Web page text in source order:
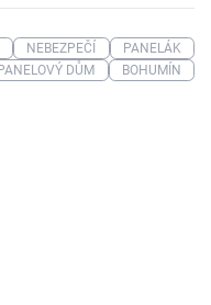
NEBEZPEČÍ
PANELÁK
PANELOVÝ DŮM
BOHUMÍN